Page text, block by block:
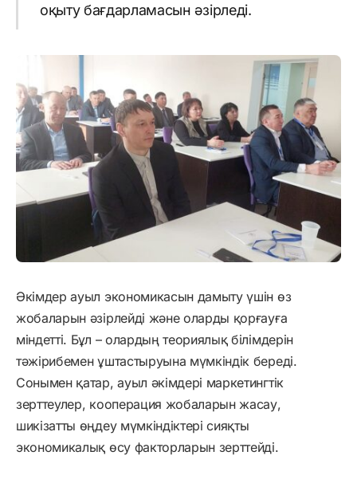
оқыту бағдарламасын әзірледі.
Әкімдер ауыл экономикасын дамыту үшін өз
жобаларын әзірлейді және оларды қорғауға
міндетті. Бұл – олардың теориялық білімдерін
тәжірибемен ұштастыруына мүмкіндік береді.
Сонымен қатар, ауыл әкімдері маркетингтік
зерттеулер, кооперация жобаларын жасау,
шикізатты өңдеу мүмкіндіктері сияқты
экономикалық өсу факторларын зерттейді.